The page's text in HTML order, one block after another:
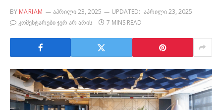
BY MARIAM ᲐᲞᲠᲘᲚᲘ 23, 2025 UPDATED: ᲐᲞᲠᲘᲚᲘ 23, 2025
ᲙᲝᲛᲔᲜᲢᲐᲠᲔᲑᲘ ᲯᲔᲠ ᲐᲠ ᲐᲠᲘᲡ
7 MINS READ